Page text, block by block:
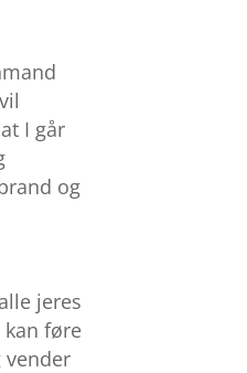
I går
og
jeres
kan føre
vender